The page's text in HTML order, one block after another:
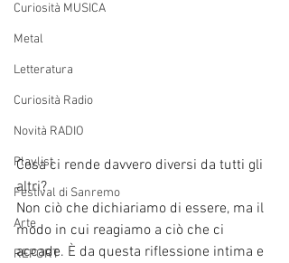
Curiosità MUSICA
Metal
Letteratura
Curiosità Radio
Novità RADIO
Playlist
Festival di Sanremo
Arte
REPORT
Cosa ci rende davvero diversi da tutti gli
altri?
Non ciò che dichiariamo di essere, ma il
modo in cui reagiamo a ciò che ci
accade. È da questa riflessione intima e